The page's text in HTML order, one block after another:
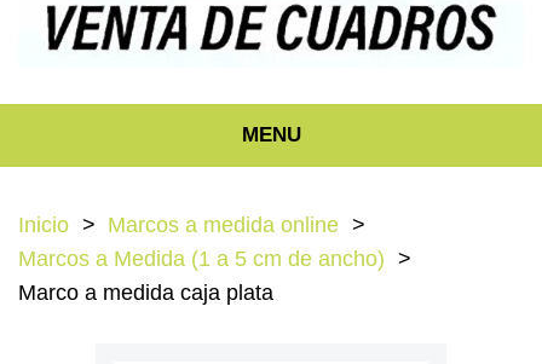
MENU
Inicio
Marcos a medida online
Marcos a Medida (1 a 5 cm de ancho)
Marco a medida caja plata